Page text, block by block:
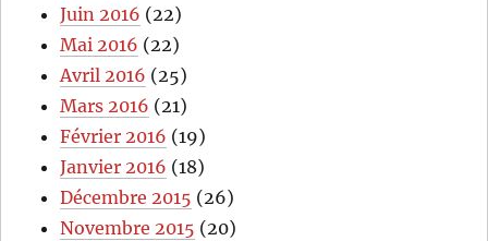
Juin 2016 (22)
Mai 2016 (22)
Avril 2016 (25)
Mars 2016 (21)
Février 2016 (19)
Janvier 2016 (18)
Décembre 2015 (26)
Novembre 2015 (20)